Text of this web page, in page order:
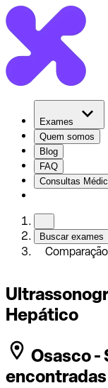
Exames
Quem somos
Blog
FAQ
Consultas
Buscar exames
Hepático
Osasco -
encontradas